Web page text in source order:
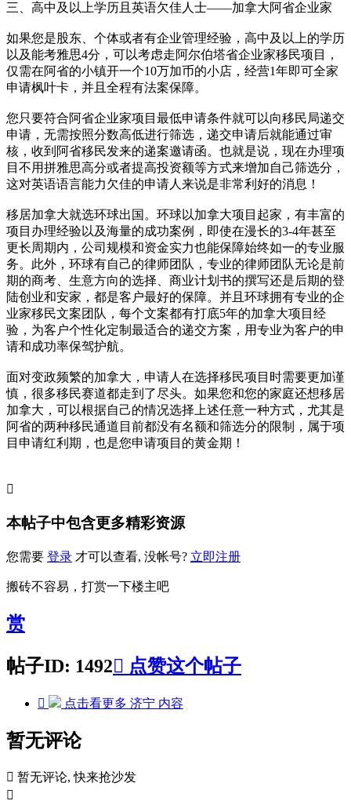
三、高中及以上学历且英语欠佳人士——加拿大阿省企业家
如果您是股东、个体或者有企业管理经验，高中及以上的学历
以及能考雅思4分，可以考虑走阿尔伯塔省企业家移民项目，
仅需在阿省的小镇开一个10万加币的小店，经营1年即可全家
申请枫叶卡，并且全程有法案保障。
您只要符合阿省企业家项目最低申请条件就可以向移民局递交
申请，无需按照分数高低进行筛选，递交申请后就能通过审
核，收到阿省移民发来的递案邀请函。也就是说，现在办理项
目不用拼雅思高分或者提高投资额等方式来增加自己筛选分，
这对英语语言能力欠佳的申请人来说是非常利好的消息！
移居加拿大就选环球出国。环球以加拿大项目起家，有丰富的
项目办理经验以及海量的成功案例，即使在漫长的3-4年甚至
更长周期内，公司规模和资金实力也能保障始终如一的专业服
务。此外，环球有自己的律师团队，专业的律师团队无论是前
期的商考、生意方向的选择、商业计划书的撰写还是后期的登
陆创业和安家，都是客户最好的保障。并且环球拥有专业的企
业家移民文案团队，每个文案都有打底5年的加拿大项目经
验，为客户个性化定制最适合的递交方案，用专业为客户的申
请和成功率保驾护航。
面对变政频繁的加拿大，申请人在选择移民项目时需要更加谨
慎，很多移民赛道都走到了尽头。如果您和您的家庭还想移居
加拿大，可以根据自己的情况选择上述任意一种方式，尤其是
阿省的两种移民通道目前都没有名额和筛选分的限制，属于项
目申请红利期，也是您申请项目的黄金期！

本帖子中包含更多精彩资源
您需要 登录 才可以查看, 没帐号? 立即注册
搬砖不容易，打赏一下楼主吧
赏
帖子ID: 1492 点赞这个帖子
 点击看更多 济宁 内容
暂无评论
 暂无评论, 快来抢沙发
